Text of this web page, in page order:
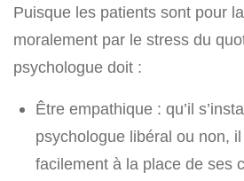
Puisque les patients sont pour
moralement par le stress du
psychologue doit :
Être empathique : qu’il
psychologue libéral ou non,
facilement à la place de ses